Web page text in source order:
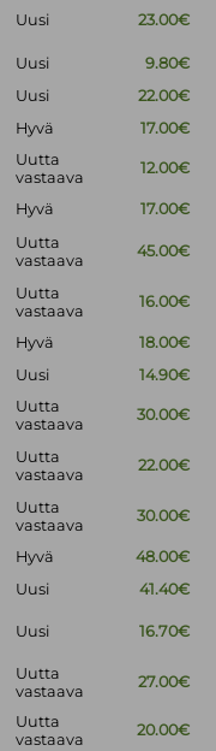
Uusi 23.00€
Uusi
9.80€
Uusi
22.00€
Hyvä 17.00€
Uutta
vastaava
12.00€
Hyvä
17.00€
Uutta
vastaava
45.00€
Uutta
vastaava
16.00€
Hyvä
18.00€
Uusi 14.90€
Uutta
vastaava
30.00€
Uutta
vastaava
22.00€
Uutta
vastaava
30.00€
Hyvä
48.00€
Uusi
41.40€
Uusi 16.70€
Uutta
vastaava
27.00€
Uutta
vastaava
20.00€